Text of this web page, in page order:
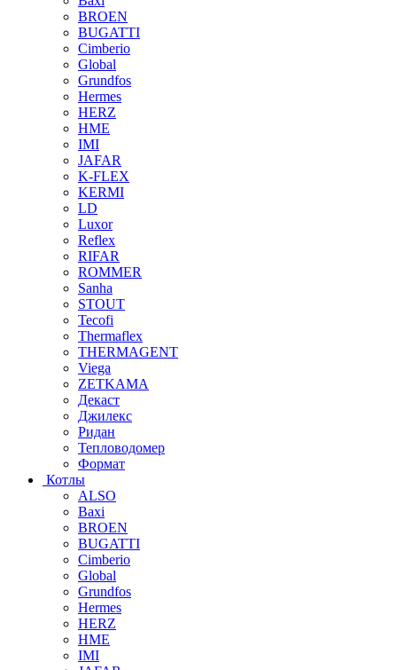
BROEN
BUGATTI
Cimberio
Global
Grundfos
Hermes
HERZ
HME
IMI
JAFAR
K-FLEX
KERMI
LD
Luxor
Reflex
RIFAR
ROMMER
Sanha
STOUT
Tecofi
Thermaflex
THERMAGENT
Viega
ZETKAMA
Декаст
Джилекс
Ридан
Тепловодомер
Формат
Котлы
ALSO
Baxi
BROEN
BUGATTI
Cimberio
Global
Grundfos
Hermes
HERZ
HME
IMI